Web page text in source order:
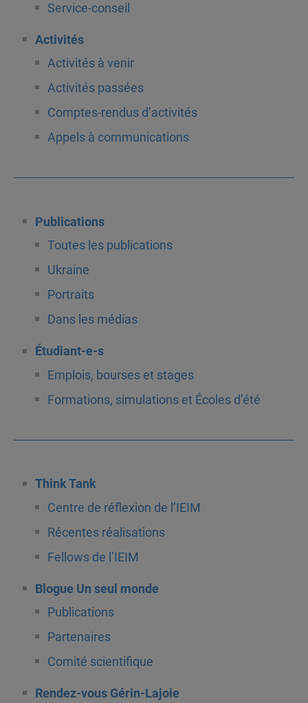
Service-conseil
Activités
Activités à venir
Activités passées
Comptes-rendus d’activités
Appels à communications
Publications
Toutes les publications
Ukraine
Portraits
Dans les médias
Étudiant-e-s
Emplois, bourses et stages
Formations, simulations et Écoles d’été
Think Tank
Centre de réflexion de l’IEIM
Récentes réalisations
Fellows de l’IEIM
Blogue Un seul monde
Publications
Partenaires
Comité scientifique
Rendez-vous Gérin-Lajoie